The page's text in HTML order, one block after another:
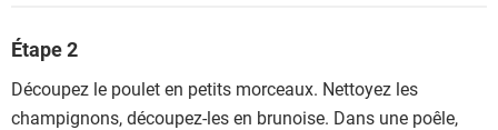
Étape 2
Découpez le poulet en petits morceaux. Nettoyez les
champignons, découpez-les en brunoise. Dans une poêle,